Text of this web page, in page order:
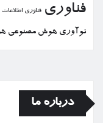
فناوری فناوری اطلاعات
نوآوری هوش مصنوعی
درباره ما